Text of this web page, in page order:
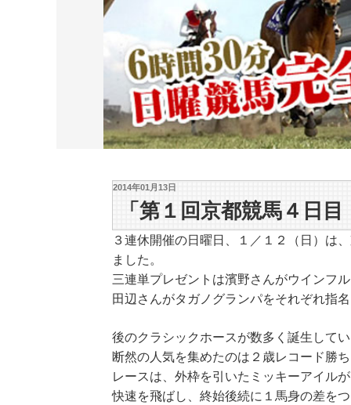
2014年01月13日
「第１回京都競馬４日
３連休開催の日曜日、１／１２（日）は
ました。
三連単プレゼントは濱野さんがウインフ
田辺さんがタガノグランパをそれぞれ指
後のクラシックホースが数多く誕生して
断然の人気を集めたのは２歳レコード勝
レースは、外枠を引いたミッキーアイル
快速を飛ばし、終始後続に１馬身の差を